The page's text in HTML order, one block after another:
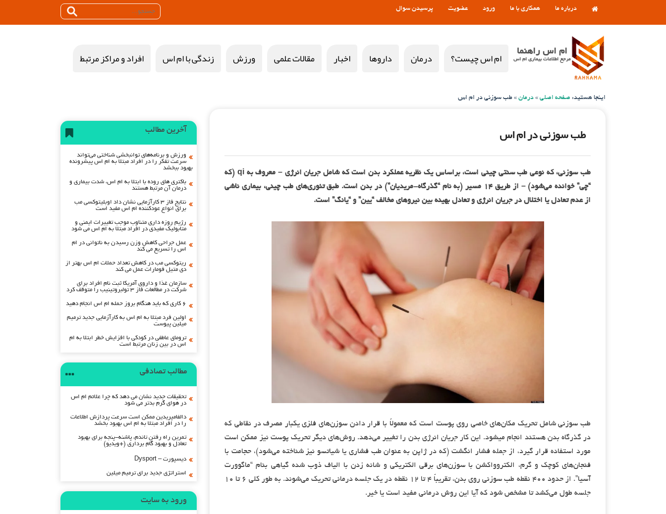
درباره ما همکاری با ما ورود عضویت پرسیدن سوال
ام اس راهنما
مرجع اطلاعات بیماری ام اس ام اس چیست؟ درمان داروها اخبار مقالات علمی ورزش زندگی با ام اس افراد و مراکز مرتبط
اینجا هستید: صفحه اصلی » درمان » طب سوزنی در ام اس
طب سوزنی در ام اس
طب سوزنی، که نوعی طب سنتی چینی است، براساس یک نظریه عملکرد بدن است که شامل جریان انرژی – معروف به qi (که
“چی” خوانده می‌شود) – از طریق ۱۴ مسیر (به نام “گذرگاه-مریدیان”) در بدن است. طبق تئوری‌های طب چینی، بیماری ناشی
از عدم تعادل یا اختلال در جریان انرژی و تعادل بهینه بین نیروهای مخالف “یین” و “یانگ” است.
طب سوزنی شامل تحریک مکان‌های خاصی روی پوست است که معمولاً با قرار دادن سوزن‌های فلزی یکبار مصرف در نقاطی که
در گذرگاه بدن هستند انجام میشود. این کار جریان انرژی بدن را تغییر می‌دهد. روش‌های دیگر تحریک پوست نیز ممکن است
مورد استفاده قرار گیرد، از جمله فشار انگشت (که در ژاپن به عنوان طب فشاری یا شیاتسو نیز شناخته می‌شود)، حجامت با
فنجان‌های کوچک و گرم، الکتروواکشن با سوزن‌های برقی الکتریکی و شانه زدن با الیاف ذوب شده گیاهی بنام “ماگوورت
آسیا”. از حدود ۴۰۰ نقطه طب سوزنی روی بدن، تقریباً ۴ تا ۱۲ نقطه در یک جلسه درمانی تحریک می‌شوند. به طور کلی ۶ تا ۱۰
جلسه طول می‌کشد تا مشخص شود که آیا این روش درمانی مفید است یا خیر.
آخرین مطالب
ورزش و برنامه‌های توانبخشی شناختی می‌تواند
سرعت تفکر را در افراد مبتلا به ام اس پیشرونده
بهبود ببخشد
باکتری های روده با ابتلا به ام اس، شدت بیماری و
درمان آن مرتبط هستند
نتایج فاز ۳ کارآزمایی نشان داد اوبلیتوکسی مب
برای انواع عودکننده ام اس مفید است
رژیم روزه داری متناوب موجب تغییرات ایمنی و
متابولیک مفیدی در افراد مبتلا به ام اس می شود
عمل جراحی کاهش وزن رسیدن به ناتوانی در ام
اس را تسریع می کند
ریتوکسی مب در کاهش تعداد حملات ام اس بهتر از
دی متیل فومارات عمل می کند
سازمان غذا و داروی آمریکا ثبت نام افراد برای
شرکت در مطالعات فاز ۳ تولبروتینیب را متوقف کرد
۶ کاری که باید هنگام بروز حمله ام اس انجام دهید
اولین فرد مبتلا به ام اس به کارآزمایی جدید ترمیم
میلین پیوست
ترومای عاطفی در کودکی با افزایش خطر ابتلا به ام
اس در بین زنان مرتبط است
مطالب تصادفی
تحقیقات جدید نشان می دهد که چرا علائم ام اس
در هوای گرم بدتر می شود
دالفامپریدین ممکن است سرعت پردازش اطلاعات
را در افراد مبتلا به ام اس بهبود بخشد
تمرین راه رفتن تاندم، پاشنه-پنجه برای بهبود
تعادل و بهبود گام برداری (+ویدیو)
دیسپورت – Dysport
استراتژی جدید برای ترمیم میلین
ورود به سایت